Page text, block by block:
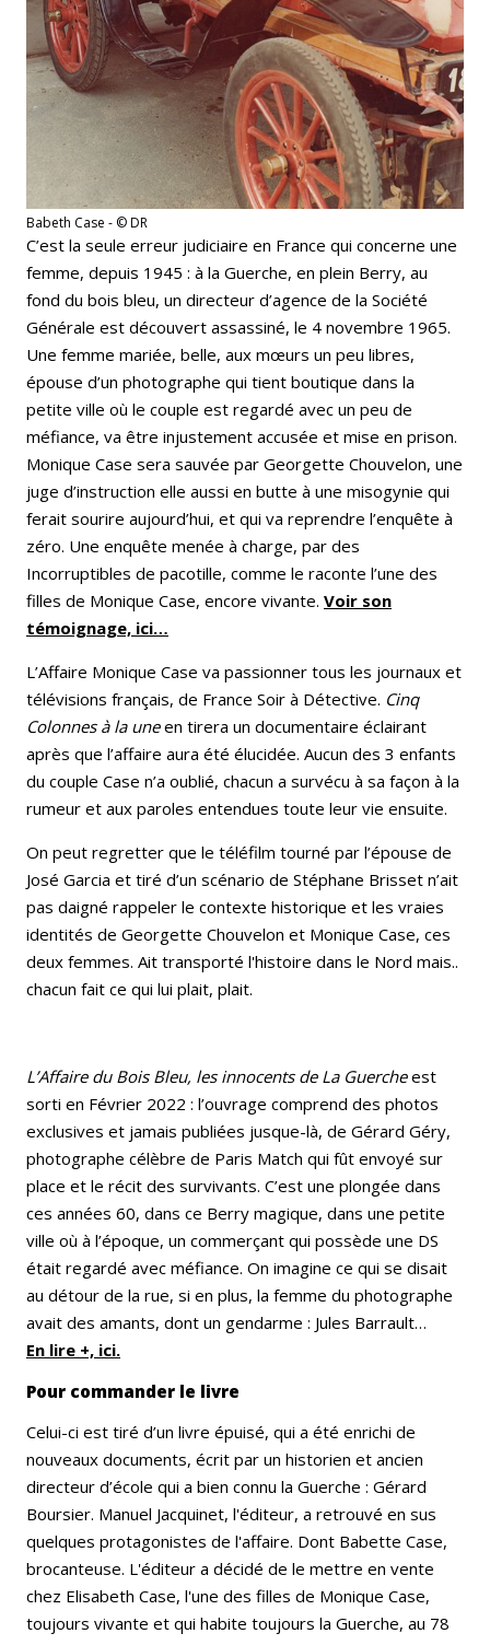
Babeth Case - © DR
C’est la seule erreur judiciaire en France qui concerne une
femme, depuis 1945 : à la Guerche, en plein Berry, au
fond du bois bleu, un directeur d’agence de la Société
Générale est découvert assassiné, le 4 novembre 1965.
Une femme mariée, belle, aux mœurs un peu libres,
épouse d’un photographe qui tient boutique dans la
petite ville où le couple est regardé avec un peu de
méfiance, va être injustement accusée et mise en prison.
Monique Case sera sauvée par Georgette Chouvelon, une
juge d’instruction elle aussi en butte à une misogynie qui
ferait sourire aujourd’hui, et qui va reprendre l’enquête à
zéro. Une enquête menée à charge, par des
Incorruptibles de pacotille, comme le raconte l’une des
filles de Monique Case, encore vivante. Voir son
témoignage, ici…
L’Affaire Monique Case va passionner tous les journaux et
télévisions français, de France Soir à Détective. Cinq
Colonnes à la uneen tirera un documentaire éclairant
après que l’affaire aura été élucidée. Aucun des 3 enfants
du couple Case n’a oublié, chacun a survécu à sa façon à la
rumeur et aux paroles entendues toute leur vie ensuite.
On peut regretter que le téléfilm tourné par l’épouse de
José Garcia et tiré d’un scénario de Stéphane Brisset n’ait
pas daigné rappeler le contexte historique et les vraies
identités de Georgette Chouvelon et Monique Case, ces
deux femmes. Ait transporté l'histoire dans le Nord mais..
chacun fait ce qui lui plait, plait.
L’Affaire du Bois Bleu, les innocents de La Guercheest
sorti en Février 2022 : l’ouvrage comprend des photos
exclusives et jamais publiées jusque-là, de Gérard Géry,
photographe célèbre de Paris Match qui fût envoyé sur
place et le récit des survivants. C’est une plongée dans
ces années 60, dans ce Berry magique, dans une petite
ville où à l’époque, un commerçant qui possède une DS
était regardé avec méfiance. On imagine ce qui se disait
au détour de la rue, si en plus, la femme du photographe
avait des amants, dont un gendarme : Jules Barrault…
En lire +, ici.
Pour commander le livre
Celui-ci est tiré d’un livre épuisé, qui a été enrichi de
nouveaux documents, écrit par un historien et ancien
directeur d’école qui a bien connu la Guerche : Gérard
Boursier. Manuel Jacquinet, l'éditeur, a retrouvé en sus
quelques protagonistes de l'affaire. Dont Babette Case,
brocanteuse. L'éditeur a décidé de le mettre en vente
chez Elisabeth Case, l'une des filles de Monique Case,
toujours vivante et qui habite toujours la Guerche, au 78